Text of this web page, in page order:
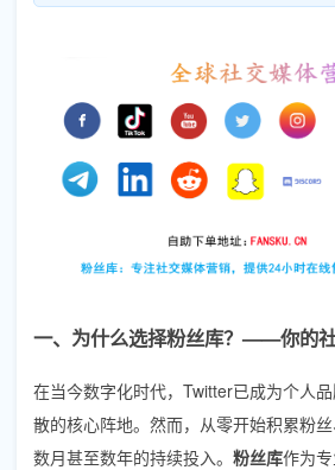
一、为什么选择粉丝库？——你的
在当今数字化时代，Twitter已成为个人
散的核心阵地。然而，从零开始积累粉
数月甚至数年的持续投入。 粉丝库作为